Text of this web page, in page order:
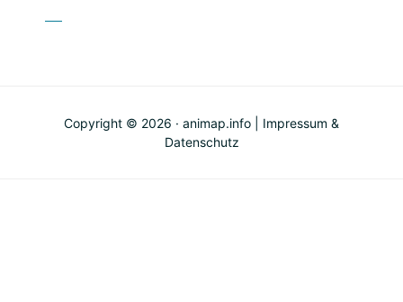
Copyright © 2026 · animap.info | Impressum &
Datenschutz